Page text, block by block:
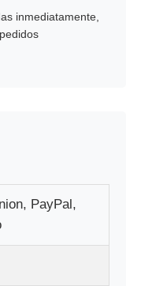
inmediatamente,
PayPal,